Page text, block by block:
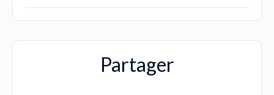
Partager